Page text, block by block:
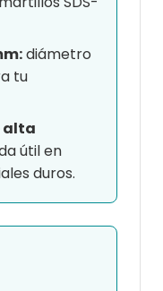
diámetro
tu
alta
útil en
duros.